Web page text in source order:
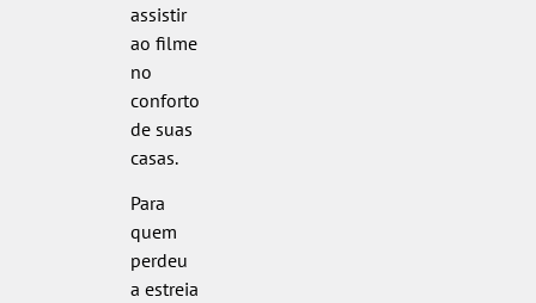
assistir
ao filme
no
conforto
de suas
casas.
Para
quem
perdeu
a estreia